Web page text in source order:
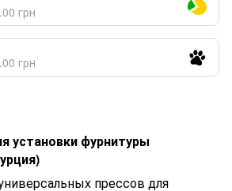
грн
грн
установки фурнитуры
прессов для